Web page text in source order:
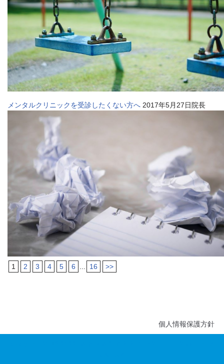
メンタルクリニックを受診したくない方へ 2017年5月27日院長
1 2 3 4 5 6 16 >>
個人情報保護方針